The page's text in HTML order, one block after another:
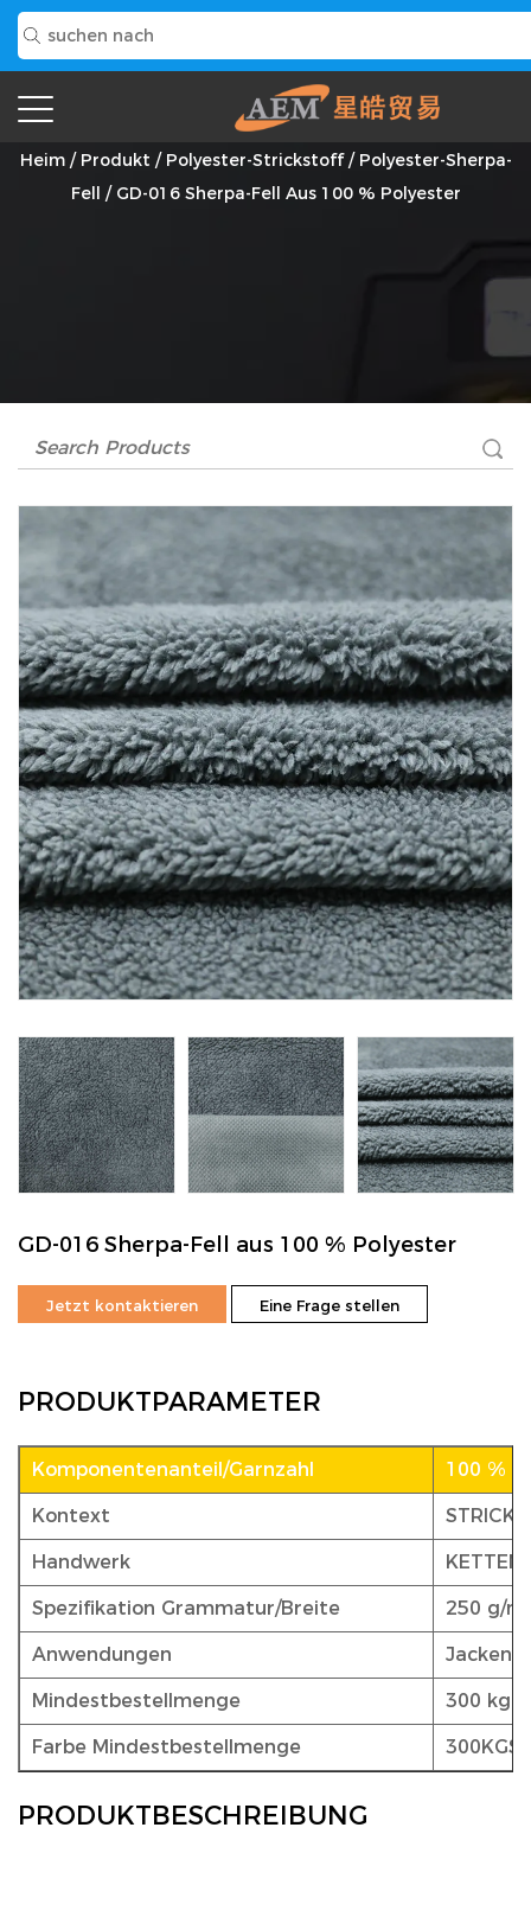
GD-016 Sherpa-Fell Aus 100 % Polyester Anbieter
Heim/ Produkt / Polyester-Strickstoff/ Polyester-Sherpa-
Fell / GD-016 Sherpa-Fell Aus 100 % Polyester
GD-016 Sherpa-Fell aus 100 % Polyester
Jetzt kontaktieren Eine Frage stellen
PRODUKTPARAMETER
Komponentenanteil/Garnzahl 100 %
Kontext
Handwerk
Spezifikation Grammatur/Breite 250 g/
Anwendungen
Mindestbestellmenge 300 kg
Farbe Mindestbestellmenge 300KGS
PRODUKTBESCHREIBUNG